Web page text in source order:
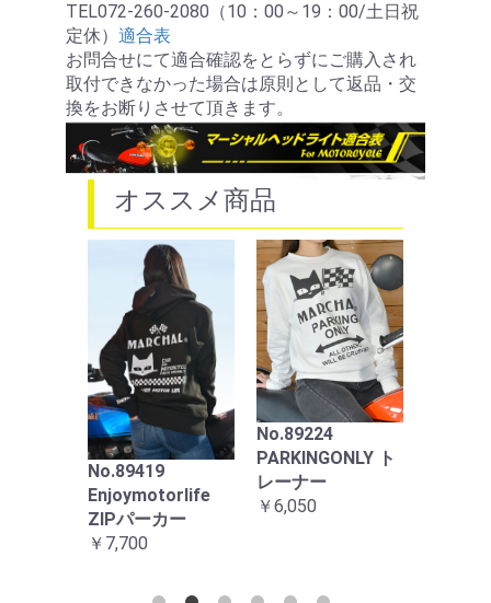
お買い物を続ける カートへ進む
TEL072-260-2080（10：00～19：00/土日祝
定休） 適合表
お問合せにて適合確認をとらずにご購入され
取付できなかった場合は原則として返品・交
換をお断りさせて頂きます。
オススメ商品
No.89419
Enjoymotorlife
ZIPパーカー
￥7,700
No.89224
PARKINGONLY ト
レーナー
￥6,050